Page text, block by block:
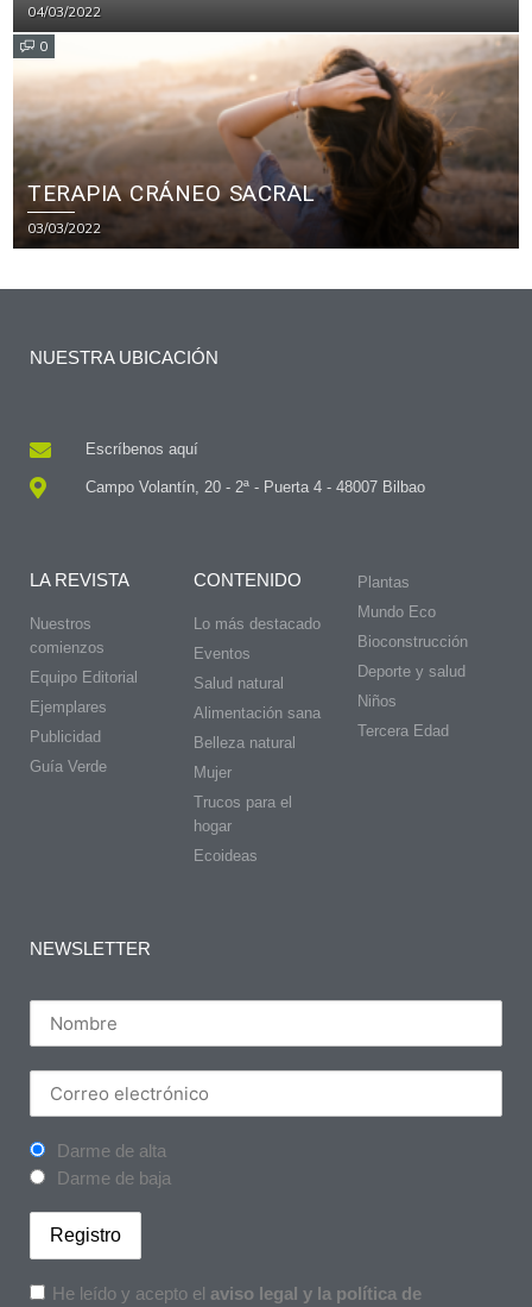
04/03/2022
0
TERAPIA CRÁNEO SACRAL
03/03/2022
NUESTRA UBICACIÓN
Escríbenos aquí
Campo Volantín, 20 - 2ª - Puerta 4 - 48007 Bilbao
LA REVISTA
Nuestros
comienzos
Equipo Editorial
Ejemplares
Publicidad
Guía Verde
CONTENIDO
Lo más destacado
Eventos
Salud natural
Alimentación sana
Belleza natural
Mujer
Trucos para el
hogar
Ecoideas
Plantas
Mundo Eco
Bioconstrucción
Deporte y salud
Niños
Tercera Edad
NEWSLETTER
Darme de alta
Darme de baja
He leído y acepto el aviso legal y la política de